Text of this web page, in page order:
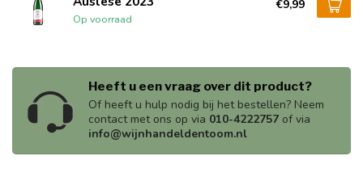
Op voorraad
€9,99
Heeft u een vraag over dit product?
Of heeft u hulp nodig bij het bestellen? Neem
contact met ons op via 010-4222757 of via
info@wijnhandeldentoom.nl